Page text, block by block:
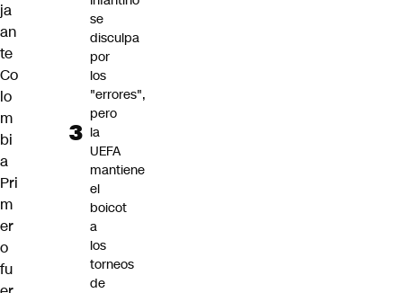
ja
an
te
Co
lo
m
bi
a
Pri
m
er
o
fu
se
disculpa
por
los
"errores",
pero
la
UEFA
mantiene
el
boicot
a
los
torneos
de